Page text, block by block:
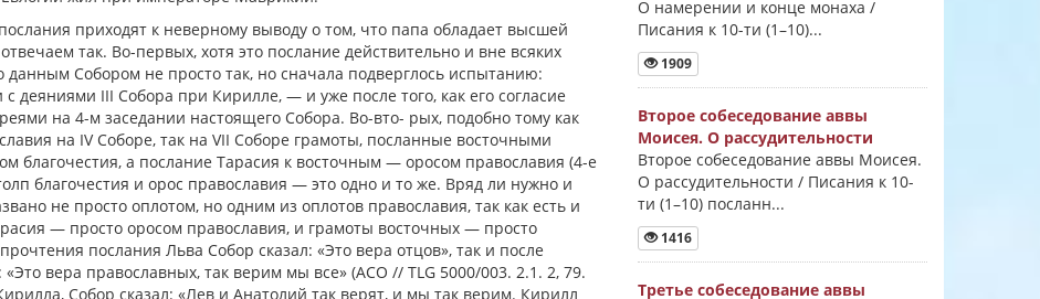
приходят к неверному выводу о том, что папа обладает высшей
так. Во-первых, хотя это послание действительно и вне всяких
Собором не просто так, но сначала подверглось испытанию:
деяниями III Собора при Кирилле, — и уже после того, как его согласие
на 4-м заседании настоящего Собора. Во-вто- рых, подобно тому как
на IV Соборе, так на VII Соборе грамоты, посланные восточными
благочестия, а послание Тарасия к восточным — оросом православия (4-е
благочестия и орос православия — это одно и то же. Вряд ли нужно и
не просто оплотом, но одним из оплотов православия, так как есть и
— просто оросом православия, и грамоты восточных — просто
послания Льва Собор сказал: «Это вера отцов», так и после
вера православных, так верим мы все» (АСО // TLG 5000/003. 2.1. 2, 79.
Собор сказал: «Лев и Анатолий так верят, и мы так верим. Кирилл
О намерении и конце монаха /
Писания к 10-ти (1–10)...
1909
Второе собеседование аввы
Моисея. О рассудительности
Второе собеседование аввы Моисея.
О рассудительности / Писания к 10-
ти (1–10) посланн...
1416
Третье собеседование аввы